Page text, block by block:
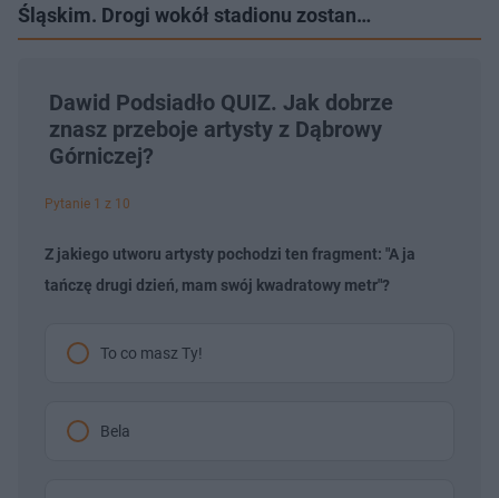
Śląskim. Drogi wokół stadionu zostan…
Dawid Podsiadło QUIZ. Jak dobrze
znasz przeboje artysty z Dąbrowy
Górniczej?
Pytanie 1 z 10
Z jakiego utworu artysty pochodzi ten fragment: "A ja
tańczę drugi dzień, mam swój kwadratowy metr"?
To co masz Ty!
Bela